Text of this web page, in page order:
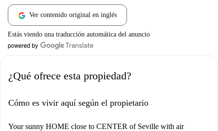
Ver contenido original en inglés
Estás viendo una traducción automática del anuncio
¿Qué ofrece esta propiedad?
Cómo es vivir aquí según el propietario
Your sunny HOME close to CENTER of Seville with air